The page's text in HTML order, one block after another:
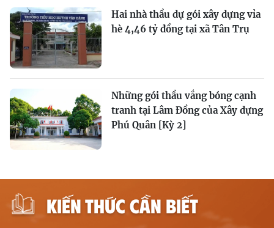
Hai nhà thầu dự gói xây dựng vỉa
hè 4,46 tỷ đồng tại xã Tân Trụ
Những gói thầu vắng bóng cạnh
tranh tại Lâm Đồng của Xây dựng
Phú Quân [Kỳ 2]
KIẾN THỨC CẦN BIẾT